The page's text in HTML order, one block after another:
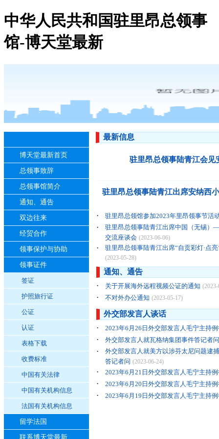
中华人民共和国驻里昂总领事
馆-博天堂最新
博天堂最新首页
总领事致辞
总领事馆简介
通知、通告
双边往来
经贸合作
领事保护与协助
领事证件
签证
护照旅行证
公证
认证
表格下载
收费标准
中国有关法律
中国有关机构信息
法国有关机构信息
留学法国
联系博天堂最新
最新信息
驻里昂总领事陆青江会见
驻里昂总领事陆青江出席安纳西
· 驻里昂总领馆参加2023年里昂领事节活
·
驻里昂总领事陆青江出席中国（无锡）
交流座谈会 (2023-06-06)
· 驻里昂总领事陆青江出席“自贡彩灯·点
(2023-05-28)
通知、通告
·
关于开展海外远程视频公证的通知
· 不对外办公通知 (2023-05-17)
外交部发言人谈话
·
2023年6月26日外交部发言人毛宁主持
· 外交部发言人就瓦格纳集团事件答记者问
·
外交部发言人就美方以涉芬太尼问题逮
答记者问 (2023-06-24)
· 2023年6月21日外交部发言人毛宁主持
· 2023年6月20日外交部发言人毛宁主持
· 2023年6月19日外交部发言人毛宁主持